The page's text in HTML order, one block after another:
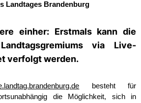
Brandenburg
einher: Erstmals kann die
via Live-
verfolgt werden.
besteht für
die Möglichkeit, sich in